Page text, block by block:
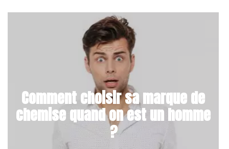
Comment choisir sa marque de
chemise quand on est un homme
?